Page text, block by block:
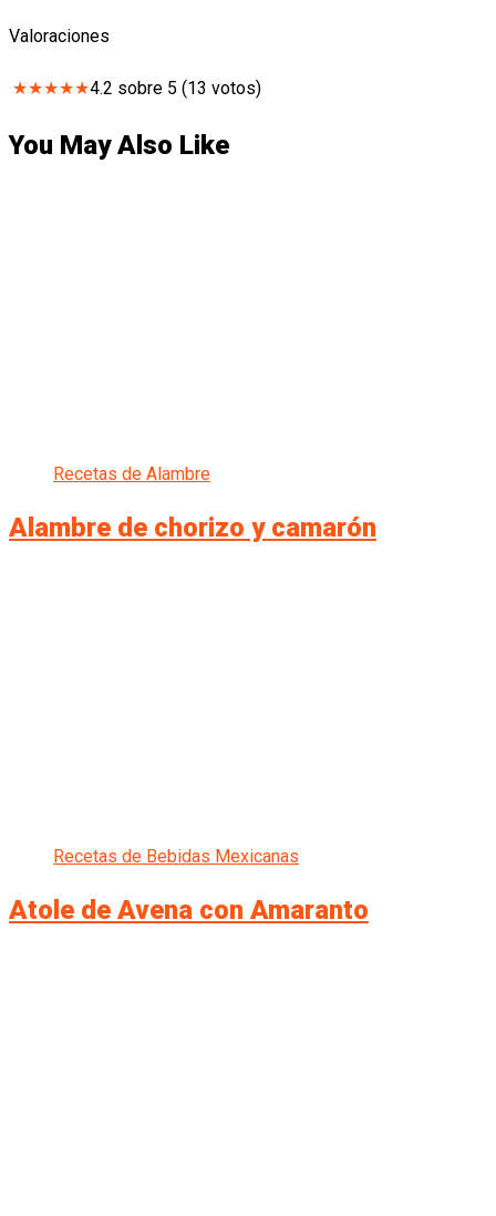
Valoraciones
★★★★★4.2 sobre 5 (13 votos)
You May Also Like
Recetas de Alambre
Alambre de chorizo y camarón
Recetas de Bebidas Mexicanas
Atole de Avena con Amaranto